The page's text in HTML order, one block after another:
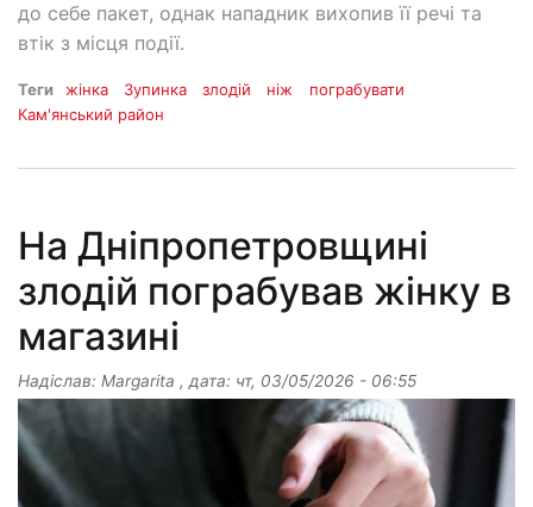
до себе пакет, однак нападник вихопив її речі та
втік з місця події.
Теги жінка Зупинка злодій ніж
пограбувати
Кам'янський район
На Дніпропетровщині
злодій пограбував жінку в
магазині
Надіслав: Margarita , дата: чт, 03/05/2026 - 06:55